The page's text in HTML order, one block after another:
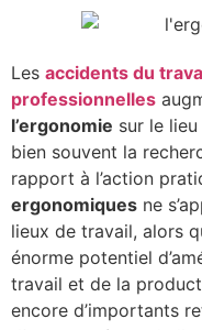
Les accidents du
professionnelles
l’ergonomie sur le
bien souvent la
rapport à l’action
ergonomiques ne
lieux de travail, alors
énorme potentiel
travail et de la
encore d’importants